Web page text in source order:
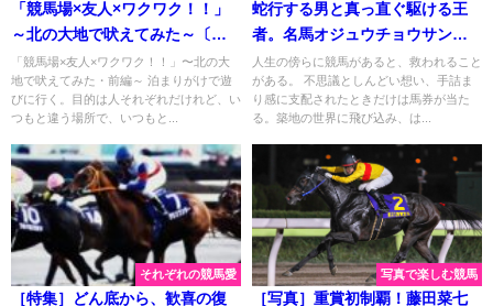
「競馬場×友人×ワクワク！！」
～北の大地で吠えてみた～〔前
編〕
「競馬場×友人×ワクワク！！」〜北の大
地で吠えてみた・前編～ 泊まりがけで遊
びに行く。目的は人それぞれだけれど、い
つもと違う場所で、いつもと...
蛇行する男と真っ直ぐ駆ける王
者。名馬オジュウチョウサンを
振り返る
人生の傍らに競馬があると、救われること
がある。 不思議としんどい想い、手詰ま
り感に支配されたときだけは馬券が当た
る。築地の世界に飛び込み、は...
それぞれの競馬愛
［特集］どん底から、歓喜の復
写真で楽しむ競馬
［写真］重賞初制覇！藤田菜七